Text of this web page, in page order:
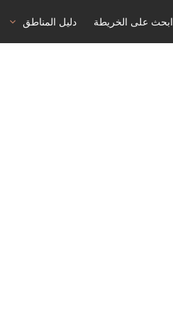
ابحث على الخريطة دليل المناطق